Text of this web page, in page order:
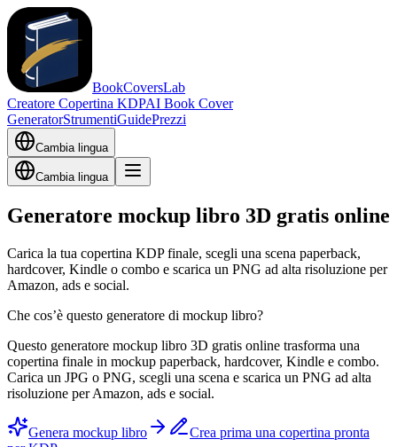
BookCoversLab
Creatore Copertina KDPAI Book Cover
GeneratorStrumentiGuidePrezzi
Cambia lingua
Cambia lingua
Generatore mockup libro 3D gratis online
Carica la tua copertina KDP finale, scegli una scena paperback,
hardcover, Kindle o combo e scarica un PNG ad alta risoluzione per
Amazon, ads e social.
Che cos’è questo generatore di mockup libro?
Questo generatore mockup libro 3D gratis online trasforma una
copertina finale in mockup paperback, hardcover, Kindle e combo.
Carica un JPG o PNG, scegli una scena e scarica un PNG ad alta
risoluzione per Amazon, ads e social.
Genera mockup libro
Crea prima una copertina pronta